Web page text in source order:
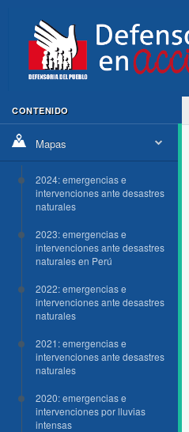
CONTENIDO
Mapas
2024: emergencias e
intervenciones ante desastres
naturales
2023: emergencias e
intervenciones ante desastres
naturales en Perú
2022: emergencias e
intervenciones ante desastres
naturales
2021: emergencias e
intervenciones ante desastres
naturales
2020: emergencias e
intervenciones por lluvias
intensas